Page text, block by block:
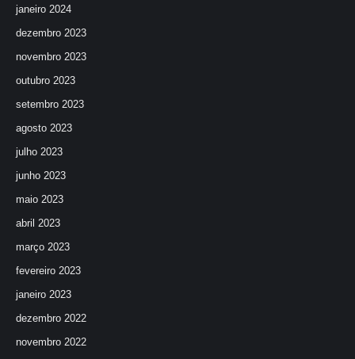
janeiro 2024
dezembro 2023
novembro 2023
outubro 2023
setembro 2023
agosto 2023
julho 2023
junho 2023
maio 2023
abril 2023
março 2023
fevereiro 2023
janeiro 2023
dezembro 2022
novembro 2022